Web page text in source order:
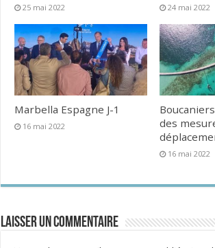
25 mai 2022 24 mai 2022
Marbella Espagne J-1
16 mai 2022
des
16 mai 2022
Laisser un commentaire